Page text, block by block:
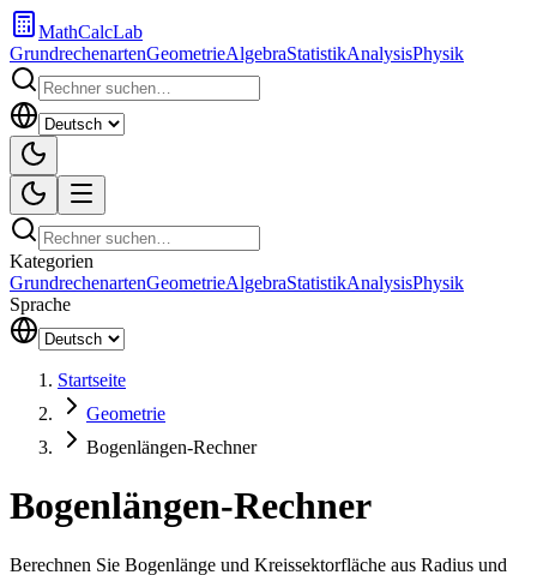
MathCalcLab
GrundrechenartenGeometrieAlgebraStatistikAnalysisPhysik
Kategorien
GrundrechenartenGeometrieAlgebraStatistikAnalysisPhysik
Sprache
Startseite
Geometrie
Bogenlängen-Rechner
Bogenlängen-Rechner
Berechnen Sie Bogenlänge und Kreissektorfläche aus Radius und